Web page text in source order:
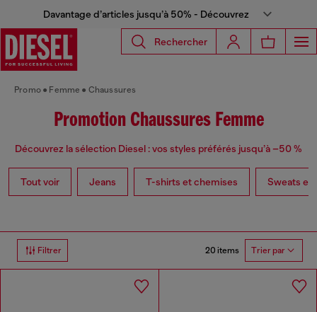
Davantage d’articles jusqu’à 50% - Découvrez
Rechercher
Promo Femme Chaussures
Promotion Chaussures Femme
Découvrez la sélection Diesel : vos styles préférés jusqu’à –50 %
Tout voir Jeans T-shirts et chemises Sweats et
Filtrer 20 items Trier par